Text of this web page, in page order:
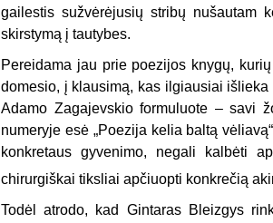
gailestis sužvėrėjusių stribų nušautam
skirstymą į tautybes.
Pereidama jau prie poezijos knygų,
domesio, į klausimą, kas ilgiausiai
Adamo Zagajevskio formuluote – savi
numeryje esė „Poezija kelia baltą
konkretaus gyvenimo, negali kalbėti
chirurgiškai tiksliai apčiuopti konkrečią
Todėl atrodo, kad Gintaras Bleizgys